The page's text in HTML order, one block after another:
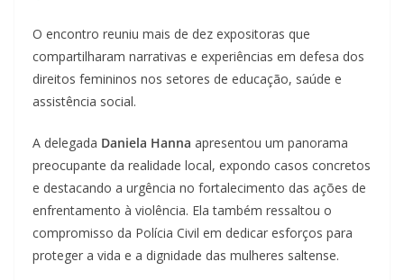
O encontro reuniu mais de dez expositoras que
compartilharam narrativas e experiências em defesa dos
direitos femininos nos setores de educação, saúde e
assistência social.
A delegada Daniela Hanna apresentou um panorama
preocupante da realidade local, expondo casos concretos
e destacando a urgência no fortalecimento das ações de
enfrentamento à violência. Ela também ressaltou o
compromisso da Polícia Civil em dedicar esforços para
proteger a vida e a dignidade das mulheres saltense.